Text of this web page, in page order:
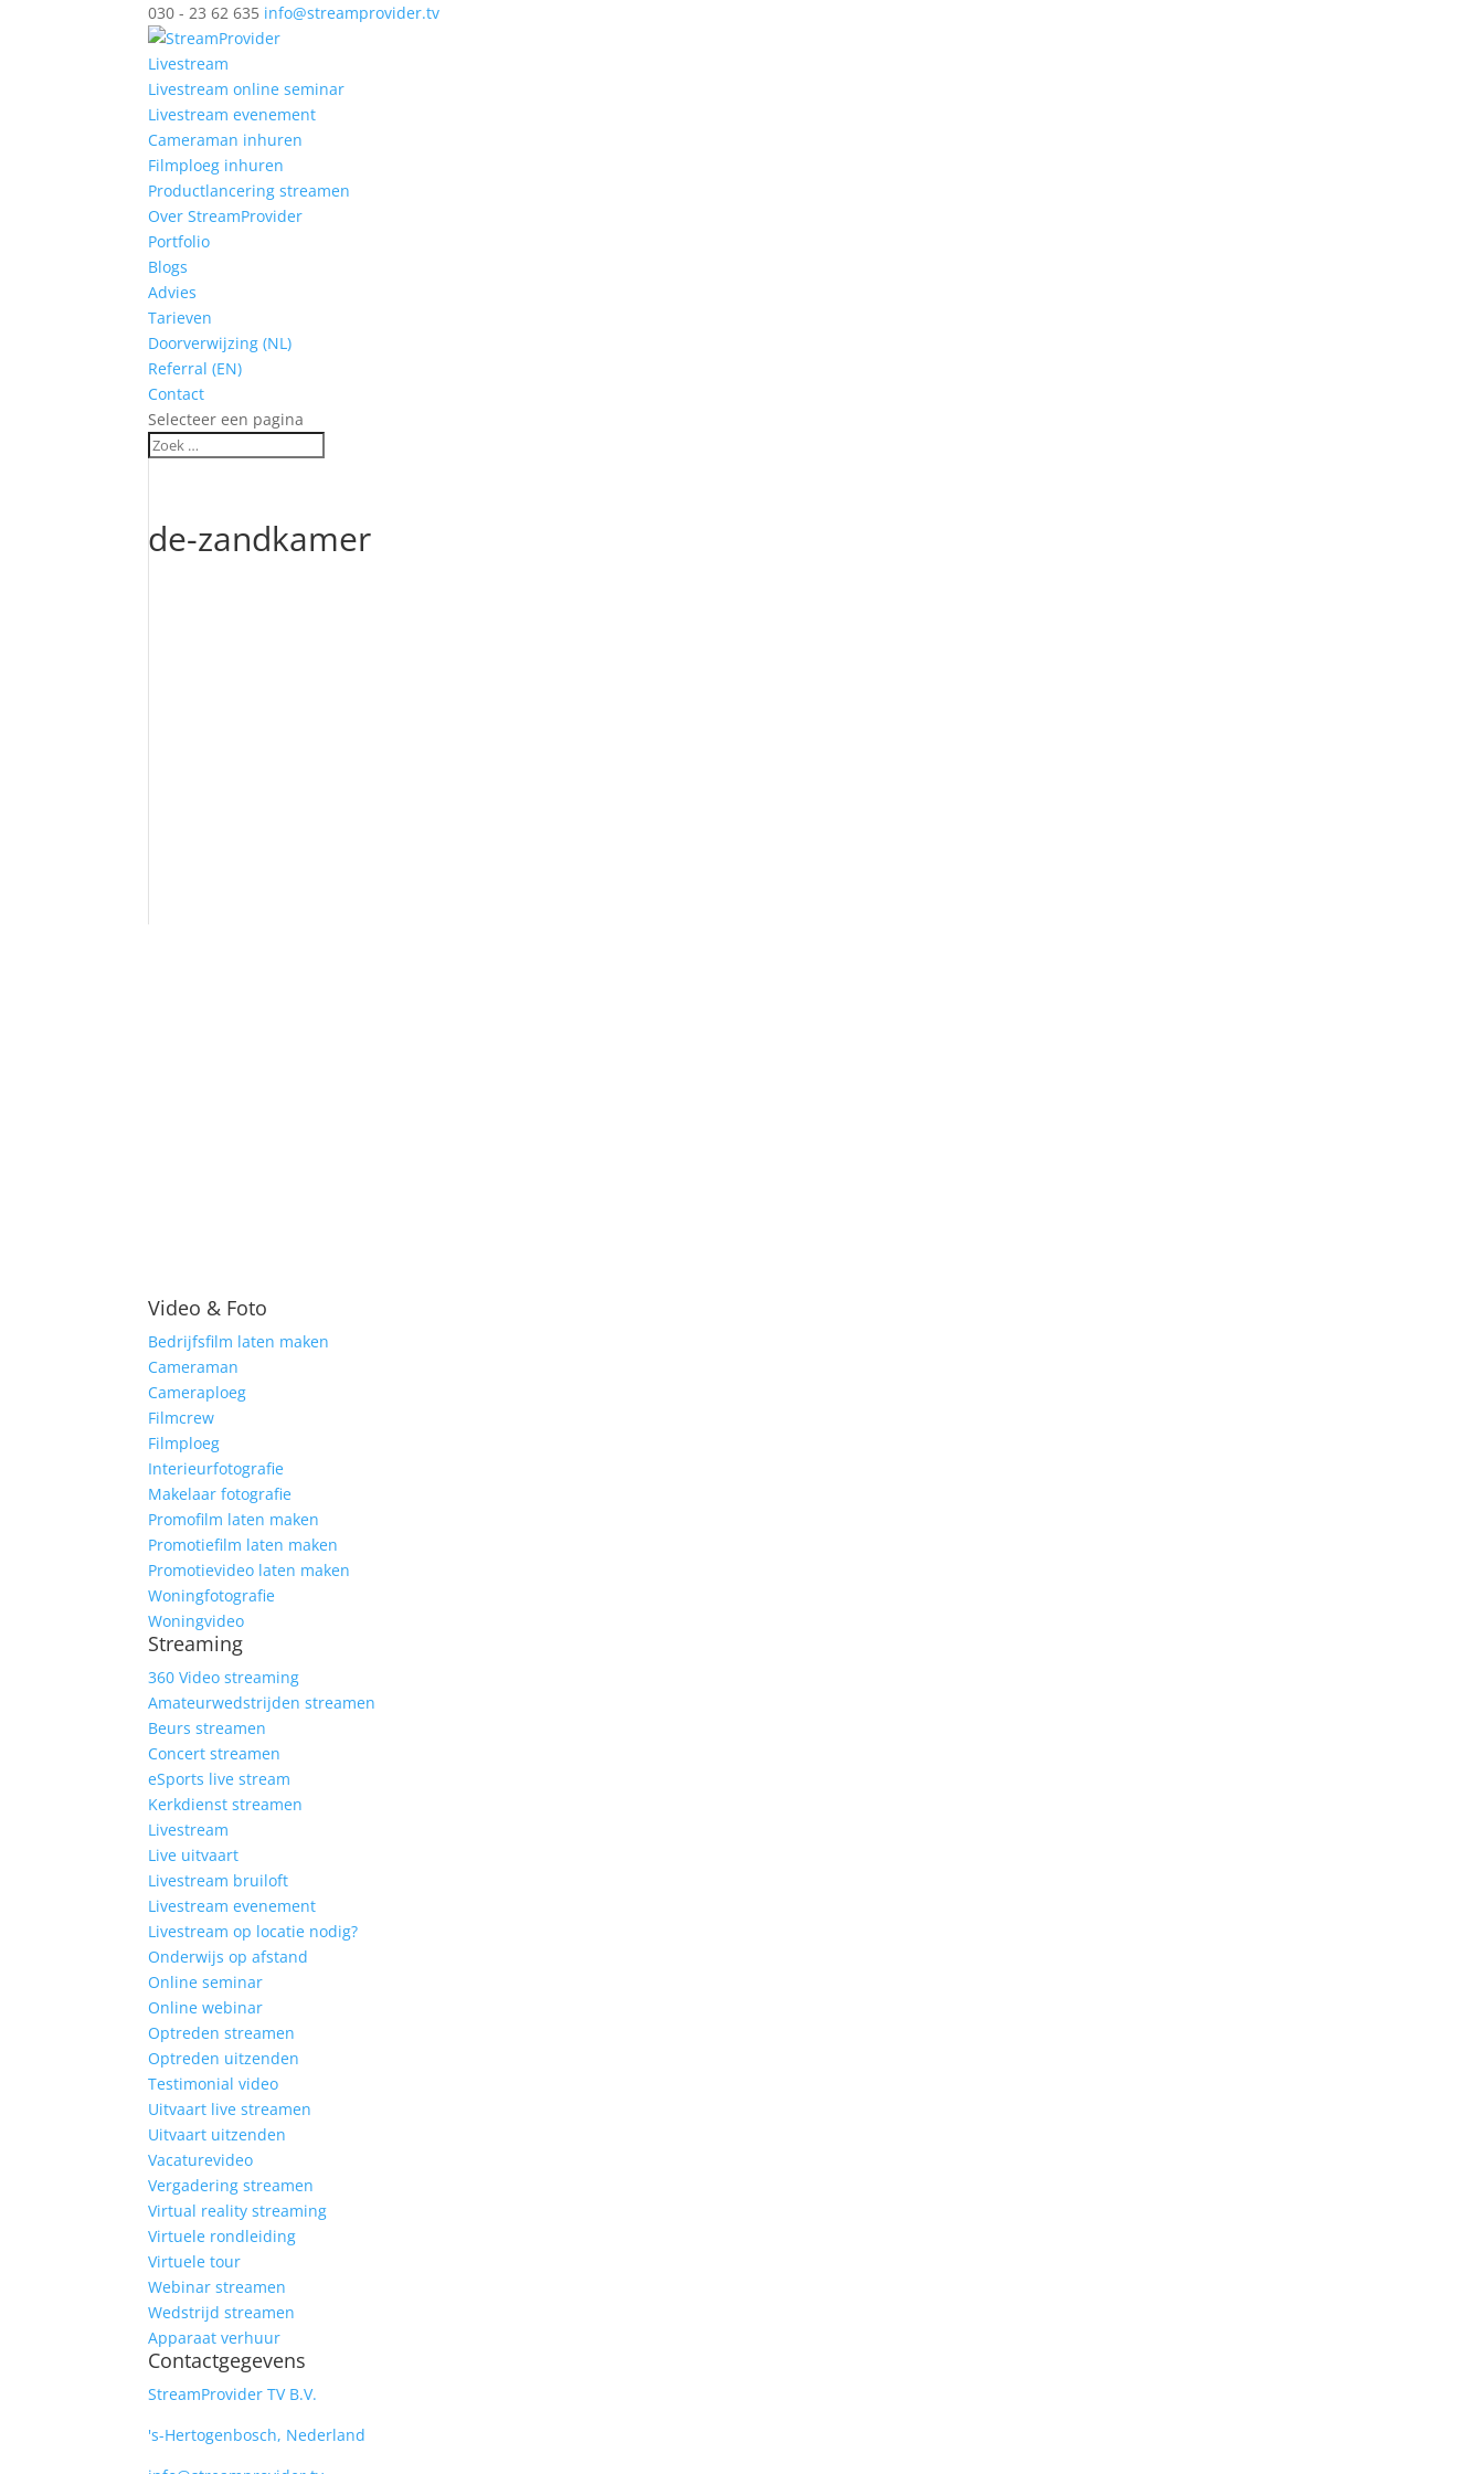
030 - 23 62 635 info@streamprovider.tv
Livestream
Livestream online seminar
Livestream evenement
Cameraman inhuren
Filmploeg inhuren
Productlancering streamen
Over StreamProvider
Portfolio
Blogs
Advies
Tarieven
Doorverwijzing (NL)
Referral (EN)
Contact
Selecteer een pagina
de-zandkamer
Video & Foto
Bedrijfsfilm laten maken
Cameraman
Cameraploeg
Filmcrew
Filmploeg
Interieurfotografie
Makelaar fotografie
Promofilm laten maken
Promotiefilm laten maken
Promotievideo laten maken
Woningfotografie
Woningvideo
Streaming
360 Video streaming
Amateurwedstrijden streamen
Beurs streamen
Concert streamen
eSports live stream
Kerkdienst streamen
Livestream
Live uitvaart
Livestream bruiloft
Livestream evenement
Livestream op locatie nodig?
Onderwijs op afstand
Online seminar
Online webinar
Optreden streamen
Optreden uitzenden
Testimonial video
Uitvaart live streamen
Uitvaart uitzenden
Vacaturevideo
Vergadering streamen
Virtual reality streaming
Virtuele rondleiding
Virtuele tour
Webinar streamen
Wedstrijd streamen
Apparaat verhuur
Contactgegevens
StreamProvider TV B.V.
's-Hertogenbosch, Nederland